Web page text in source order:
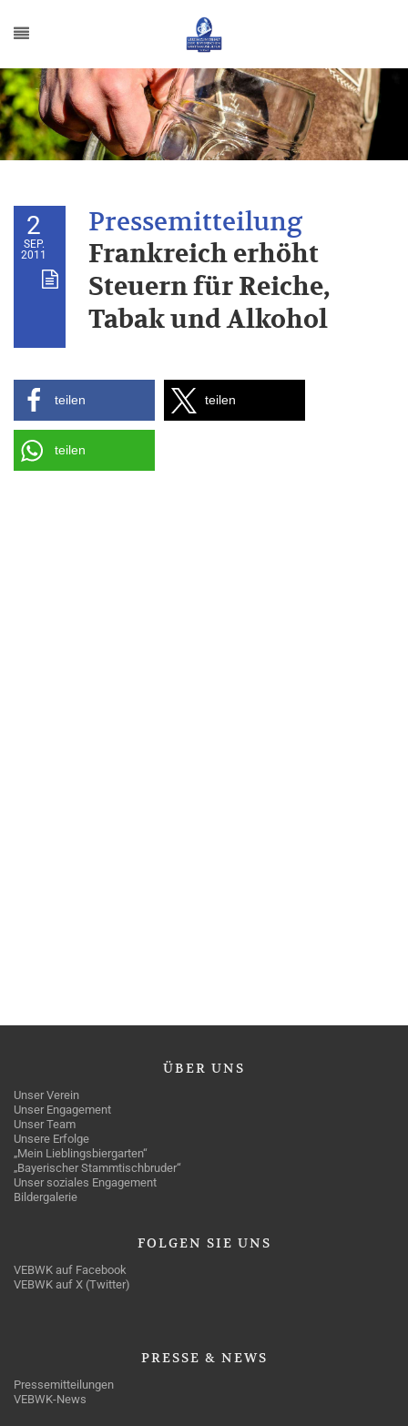
2
SEP.
2011
Frankreich erhöht
Steuern für Reiche,
Tabak und Alkohol
teilen teilen
teilen
ÜBER UNS
Unser Verein
Unser Engagement
Unser Team
Unsere Erfolge
„Mein Lieblingsbiergarten“
„Bayerischer Stammtischbruder“
Unser soziales Engagement
Bildergalerie
FOLGEN SIE UNS
VEBWK auf Facebook
VEBWK auf X (Twitter)
PRESSE & NEWS
Pressemitteilungen
VEBWK-News